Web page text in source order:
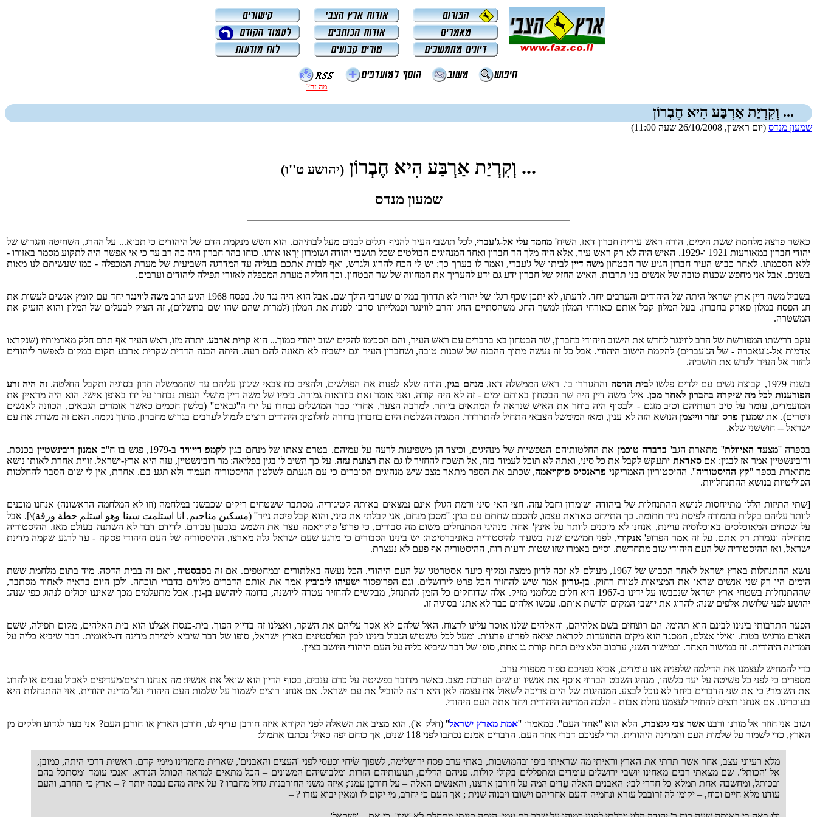
מה זה?
... וְקִרְיַת אַרְבַּע הִיא חֶבְרוֹן
שמעון מנדס (יום ראשון, 26/10/2008 שעה 11:00)
... וְקִרְיַת אַרְבַּע הִיא חֶבְרוֹן (יהושע ט''ו)
שמעון מנדס
כאשר פרצה מלחמת ששת הימים, הורה ראש עירית חברון דאז, השיח' מחמד עלי אל-ג'עברי, לכל תושבי העיר להניף דגלים לבנים מעל לבתיהם. הוא חשש מנקמת הדם של היהודים כי תבוא... על ההרג, השחיטה והגרוש של
יהודי חברון במאורעות 1921 ו-‏1929. האיש היה לא רק ראש עיר, אלא היה מלך הר חברון ואחד המנהיגים הבולטים שכל תושבי יהודה ושומרון יָרְאוּ אותו. כוחו בהר חברון היה כה רב עד כי אי אפשר היה לתקוע מסמר באזורו -
ללא הסכמתו. לאחר כבוש העיר חברון הגיע שר הבטחון משה דיין לביתו של ג'עברי, ואמר לו בערך כך: יש לי הכח להרוג ולגרש, ואף לבזות אתכם בעליה עד המדרגה השביעית של מערת המכפלה - כמו שעשיתם לנו מאות
בשנים. אבל אני מחפש שכנות טובה של אנשים בני תרבות. האיש החזק של חברון ידע גם ידע להעריך את המחווה של שר הבטחון. וכך חולקה מערת המכפלה לאזורי תפילה ליהודים וערבים.
בשביל משה דיין ארץ ישראל היתה של היהודים והערבים יחד. לדעתו, לא יתכן שכף רגלו של יהודי לא תדרוך במקום שערבי הולך שם. אבל הוא היה נגד גזל. בפסח 1968 הגיע הרב משה לווינגר יחד עם קומץ אנשים לעשות את
חג הפסח במלון פארק בחברון. בעל המלון קבל אותם כאורחי המלון למשך החג. משהסתיים החג והרב לווינגר ופמלייתו סרבו לפנות את המלון (למרות שהם שהו שם בתשלום), זה הציק לבעלים של המלון והוא הזעיק את
המשטרה.
עקב דרישתו המפורשת של הרב לווינגר לחדש את הישוב היהודי בחברון, שר הבטחון בא בדברים עם ראש העיר, והם הסכימו להקים ישוב יהודי סמוך... הוא קרית ארבע. יתרה מזו, ראש העיר אף תרם חלק מאדמותיו (שנקראו
אדמות אל-ג'עאברה - של הג'עברים) להקמת הישוב היהודי. אבל כל זה נעשה מתוך ההבנה של שכנות טובה, ושחברון העיר וגם יושביה לא תאונה להם רעה. היתה הבנה הדדית שקרית ארבע תקום במקום לאפשר ליהודים
לחזור אל העיר ולגרש את תושביה.
בשנת 1979, קבוצת נשים עם ילדים פלשו ל בית הדסה והתגוררו בו. ראש הממשלה דאז,מנחם בגין, הורה שלא לפנות את הפולשים, ולהציב כח צבאי שיגונן עליהם עד שהממשלה תדון בסוגיה ותקבל החלטה.זה היה זרע
הפורענות לכל מה שיקרה בחברון לאחר מכן. אילו משה דיין היה שר הבטחון באותם ימים - זה לא היה קורה, ואני אומר זאת בוודאות גמורה. בימיו של משה דיין מושלי הנפות נבחרו על ידו באופן אישי. הוא היה מראיין את
המועמדים, עומד על טיב דעותיהם וטיב מזגם - ולבסוף היה בוחר את האיש שנראה לו המתאים ביותר. למרבה הצער, אחריו כבר המושלים נבחרו על ידי ה''גבאים'' (בלשון חכמים כאשר אומרים הגבאים, הכוונה לאנשים
זוטרים). אתשמעון פרסועזר ווייצמןהנושא הזה לא ענין, ומאז המימשל הצבאי התחיל להתדרדר. המגמה השלטת היום בחברון ברורה לחלוטין: היהודים רוצים לגמול לערבים בגרוש מחברון, מתוך נקמה. האם זה משרת את עם
ישראל -- חוששני שלא.
בספרה ''מצעד האיוולת'' מתארת הגב' ברברה טוכמן את החלטותיהם הטפשיות של מנהיגים, וכיצד הן משפיעות לרעה על עמיהם. בטרם צאתו של מנחם בגין לקמפ דייוויד ב-‏1979, פגש בו ח''כ אמנון רובינשטיין בכנסת.
ורובינשטיין אמר אז לבגין: אםסאדאת יתעקש לקבל את כל סיני, ואתה לא תוכל לעמוד בזה, אל תשכח להחזיר לו גם את רצועת עזה. על כך השיב לו בגין בפליאה: מר רובינשטיין, עזה היא ארץ-ישראל. זווית אחרת לאותו נושא
מתוארת בספר ''קץ ההיסטוריה''. ההיסטוריון האמריקני פראנסיס פוקויאמה, שכתב את הספר מתאר מצב שיש מנהיגים הסוברים כי עם הגעתם לשלטון ההיסטוריה תעמוד ולא תגע בם. אחרת, אין לי שום הסבר להחלטות
הפוליטיות בנושא ההתנחלויות.
[שתי התיזות הללו מתייחסות לנושא ההתנחלות של ביהודה ושומרון וחבל עזה. חצי האי סיני ורמת הגולן אינם נמצאים באותה קטיגוריה. מסתבר ששטחים ריקים שכבשנו במלחמה (וזו לא המלחמה הראשונה) אנחנו מוכנים
לוותר עליהם בקלות בתמורה לפיסת נייר חתומה. כך התייחס סאדאת עצמו, להסכם שחתם עם בגין: ''מסכן מנחם, אני קבלתי את סיני, והוא קבל פיסת נייר'' (مسكين مناحيم, انا استلمت سينا وهو استلم حطة ورقة)\]. אבל
על שטחים המאוכלסים באוכלוסיה עויינת, אנחנו לא מוכנים לוותר על אינץ' אחד. מנהיגי המתנחלים משום מה סבורים, כי פרופ' פוקויאמה עצר את השמש בגבעון עבורם. לדידם דבר לא השתנה בעולם מאז. ההיסטוריה
מתחילה ונגמרת רק אתם. על זה אמר הפרופ'אנקורי, לפני חמישים שנה בשעור להיסטוריה באוניברסיטה: יש בינינו הסבורים כי מרגע שעם ישראל גלה מארצו, ההיסטוריה של העם היהודי פסקה - עד לרגע שקמה מדינת
ישראל, ואז ההיסטוריה של העם היהודי שוב מתחדשת. וסיים באמרו שזו שטות ורעות רוח, ההיסטוריה אף פעם לא נעצרת.
נושא ההתנחלות בארץ ישראל לאחר הכבוש של 1967, מעולם לא זכה לדיון ממצה ומקיף כיעד אסטרטגי של העם היהודי. הכל נעשה באלתורים ובמחטפים. אם זה ב סבסטיה, ואם זה בבית הדסה. מיד בתום מלחמת ששת
הימים היו רק שני אנשים שראו את המציאות לטווח רחוק. בן-גוריון אמר שיש להחזיר הכל פרט לירושלים. וגם הפרופסורישעיהו ליבוביץ אמר את אותם הדברים מלווים בדברי תוכחה. ולכן היום בראיה לאחור מסתבר,
שההתנחלות בשטחי ארץ ישראל שנכבשו על ידינו ב-‏1967 היא חלום מגלומני מזיק. אלה שדוחקים כל הזמן להתנחל, מבקשים להחזיר עטרה ליושנה, בדומה ל
יהושע בן-נון. אבל מתעלמים מכך שאיננו יכולים לנהוג כפי שנהג
יהושע לפני שלושת אלפים שנה: להרוג את יושבי המקום ולרשת אותם. עכשו אלהים כבר לא אתנו בסוגיה זו.
הפער התרבותי בינינו לבינם הוא תהומי. הם רוצחים בשם אלהיהם, והאלהים שלנו אוסר עלינו לרצוח. האל שלהם לא אסר עליהם את השקר, ואצלנו זה בדיוק הפוך. בית-כנסת אצלנו הוא בית האלהים, מקום תפילה, ששם
האדם מרגיש בטוח. ואילו אצלם, המסגד הוא מקום התוועדות לקראת יציאה לפרוע פרעות. ומעל לכל טשטוש הגבול בינינו לבין הפלסטינים בארץ ישראל, סופו של דבר שיביא ליצירת מדינה דו-לאומית. דבר שיביא כליה על
המדינה היהודית. זה במישור האחד. ובמישור השני, ערבוב הלאומים תחת קורת גג אחת, סופו של דבר שיביא כליה על העם היהודי היושב בציון.
כדי להמחיש לעצמנו את הדילמה שלפניה אנו עומדים, אביא בפניכם ספור מספורי ערב.
מספרים כי לפני כל פשיטה על יעד כלשהו, מנהיג השבט הבדווי אוסף את אנשיו ועושים הערכת מצב. כאשר מדובר בפשיטה על כרם ענבים, בסוף הדיון הוא שואל את אנשיו: מה אנחנו רוצים/מעדיפים לאכול ענבים או להרוג
את השומר? כי את שני הדברים ביחד לא נוכל לבצע. המנהיגות של היום צריכה לשאול את עצמה לאן היא רוצה להוביל את עם ישראל. אם אנחנו רוצים לשמור על שלמות העם היהודי ועל מדינה יהודית, אזי ההתנחלות היא
בעוכרינו. אם אנחנו רוצים להחזיר לעצמנו נחלת אבות - הלכה המדינה היהודית ויחד אתה העם היהודי.
ושוב אני חוזר אל מורנו ורבנואשר צבי גינצברג, הלא הוא ''אחד העם''. במאמרו ''אמת מארץ ישראל'' (חלק א'), הוא מציב את השאלה לפני הקורא איזה חורבן עדיף לנו, חורבן הארץ או חורבן העם? אני בעד לגדוע חלקים מן
הארץ, כדי לשמור על שלמות העם והמדינה היהודית. הרי לפניכם דברי אחד העם. הדברים אמנם נכתבו לפני 118 שנים, אך כוחם יפה כאילו נכתבו אתמול:
מלא רעיוני עצב, אחר אשר תרתי את הארץ וראיתי מה שראיתי ביפו ובהמושבות, באתי ערב פסח ירושלימה, לשפוך שׂיחי וכעסי לפני 'העצים והאבנים', שארית מחמדינו מימי קדם. ראשית דרכי היתה, כמובן,
אל 'הכותל'. שם מצאתי רבים מאחינו יושבי ירושלים עומדים ומתפללים בקולי קולות. פניהם הדלים, תנועותיהם הזרות ומלבושיהם המשונים – הכל מתאים למראה הכותל הנורא. ואנכי עומד ומסתכל בהם
ובכותל, ומחשבה אחת תמלא כל חדרי לבי: האבנים האלה עֵדים המה על חורבן ארצנו, והאנשים האלה – על חורבַן עמנו; איזה משני החורבנות גדול מחברו ? על איזה מהם נבכה יותר ? – ארץ כי תחרב, והעם
עודנו מלא חיים וכוח, – יקומו לה זרובבל עזרא ונחמיה והעם אחריהם וישובו ויבנוה שנית ; אך העם כי יחרב, מי יקום לו ומאין יבוא עזרו ? –